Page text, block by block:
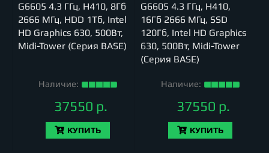
G6605 4.3 ГГц, H410, 8Гб
2666 МГц, HDD 1Тб, Intel
HD Graphics 630, 500Вт,
Midi-Tower (Серия BASE)
Наличие:
37550 р.
КУПИТЬ
G6605 4.3 ГГц, H410,
16Гб 2666 МГц, SSD
120Гб, Intel HD Graphics
630, 500Вт, Midi-Tower
(Серия BASE)
Наличие:
37550 р.
КУПИТЬ